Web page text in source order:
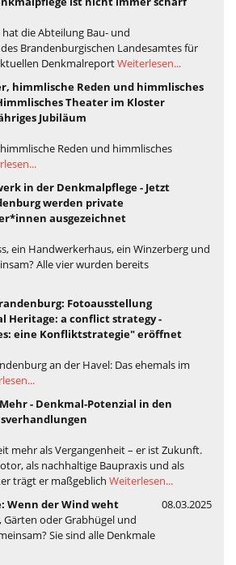
die Abteilung Bau- und
Brandenburgischen Landesamtes für
DenkmalreportWeiterlesen...
himmlische Reden und himmlisches
Theater im Kloster
Jubiläum
Reden und himmlisches
in der Denkmalpflege - Jetzt
werden private
ausgezeichnet
ein Handwerkerhaus, ein Winzerberg und
Alle vier wurden bereits
Fotoausstellung
Heritage: a conflict strategy -
eine Konfliktstrategie" eröffnet
an der Havel: Das ehemals im
- Denkmal-Potenzial in den
mehr als Vergangenheit – er ist Zukunft.
als nachhaltige Baupraxis und als
trägt er maßgeblich Weiterlesen...
Wenn der Wind weht
08.03.2025
Gärten oder Grabhügel und
Sie sind alle Denkmale